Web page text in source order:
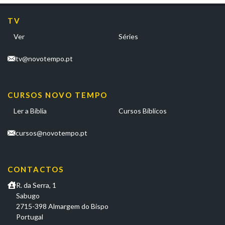
TV
Ver Séries
tv@novotempo.pt
CURSOS NOVO TEMPO
Ler a Bíblia Cursos Bíblicos
cursos@novotempo.pt
CONTACTOS
R. da Serra, 1
Sabugo
2715-398 Almargem do Bispo
Portugal